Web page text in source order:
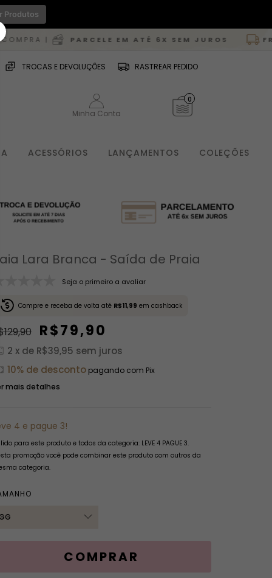
Produtos
| PARCELE EM ATÉ 6X SEM JUROS FRETE
TROCAS E DEVOLUÇÕES RASTREAR PEDIDO
Minha Conta
0
ACESSÓRIOS LANÇAMENTOS COLEÇÕES
Lara Branca - Saída de Praia
Seja o primeiro a avaliar
Compre e receba de volta até R$11,99 em cashback
R$79,90
2 x de R$39,95 sem juros
10% de descontopagando com Pix
mais detalhes
4 e pague 3!
para este produto e todos da categoria: LEVE 4 PAGUE 3.
promoção você pode combinar este produto com outros da
categoria.